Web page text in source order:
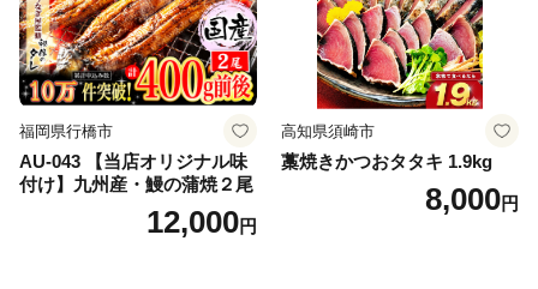
福岡県行橋市
AU-043 【当店オリジナル味
付け】九州産・鰻の蒲焼２尾
12,000円
高知県須崎市
藁焼きかつおタタキ 1.9kg
8,000円